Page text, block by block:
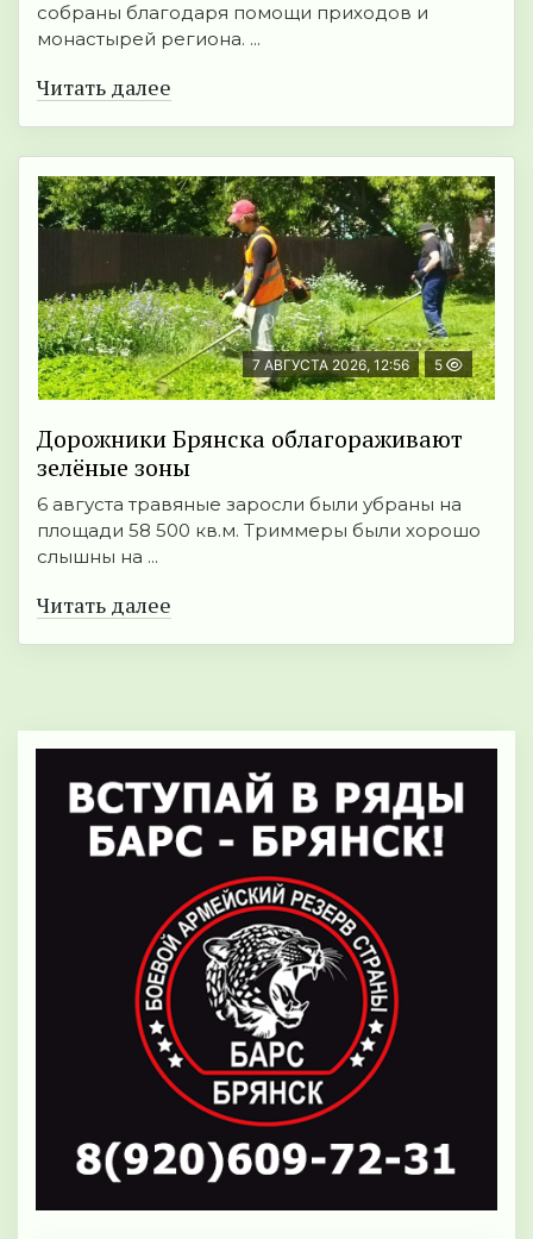
собраны благодаря помощи приходов и
монастырей региона. ...
Читать далее
7 АВГУСТА 2026, 12:56 5
Дорожники Брянска облагораживают
зелёные зоны
6 августа травяные заросли были убраны на
площади 58 500 кв.м. Триммеры были хорошо
слышны на ...
Читать далее